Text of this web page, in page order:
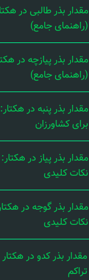
مقدار بذر طالبی در
(راهنمای جامع)
مقدار بذر پیازچه در
(راهنمای جامع)
مقدار بذر پنبه در
برای کشاورزان
مقدار بذر پیاز در
نکات کلیدی
مقدار بذر گوجه در
نکات کلیدی
مقدار بذر کدو در
تراکم